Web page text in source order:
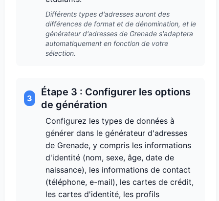
Différents types d'adresses auront des
différences de format et de dénomination, et le
générateur d'adresses de Grenade s'adaptera
automatiquement en fonction de votre
sélection.
3
Étape 3 : Configurer les options
de génération
Configurez les types de données à
générer dans le générateur d'adresses
de Grenade, y compris les informations
d'identité (nom, sexe, âge, date de
naissance), les informations de contact
(téléphone, e-mail), les cartes de crédit,
les cartes d'identité, les profils